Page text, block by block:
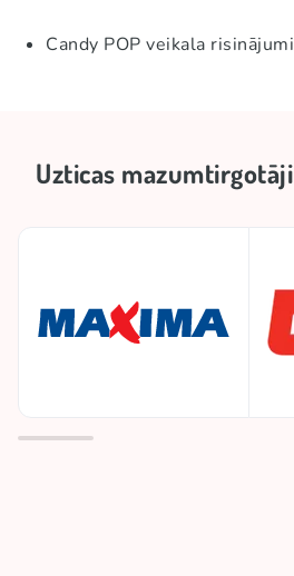
Candy POP veikala risinājumi
Uzticas mazumtirgotāji